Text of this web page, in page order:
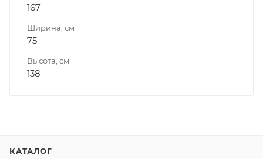
167
Ширина, см
75
Высота, см
138
КАТАЛОГ